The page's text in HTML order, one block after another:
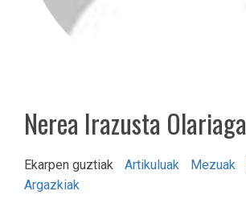
Nerea Irazusta Olariaga
Ekarpen guztiak Artikuluak Mezuak
Argazkiak